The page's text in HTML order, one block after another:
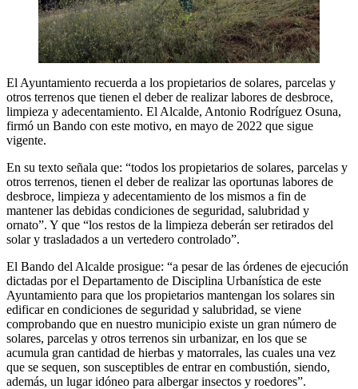
El Ayuntamiento recuerda a los propietarios de solares, parcelas y
otros terrenos que tienen el deber de realizar labores de desbroce,
limpieza y adecentamiento. El Alcalde, Antonio Rodríguez Osuna,
firmó un Bando con este motivo, en mayo de 2022 que sigue
vigente.
En su texto señala que: “todos los propietarios de solares, parcelas y
otros terrenos, tienen el deber de realizar las oportunas labores de
desbroce, limpieza y adecentamiento de los mismos a fin de
mantener las debidas condiciones de seguridad, salubridad y
ornato”. Y que “los restos de la limpieza deberán ser retirados del
solar y trasladados a un vertedero controlado”.
El Bando del Alcalde prosigue: “a pesar de las órdenes de ejecución
dictadas por el Departamento de Disciplina Urbanística de este
Ayuntamiento para que los propietarios mantengan los solares sin
edificar en condiciones de seguridad y salubridad, se viene
comprobando que en nuestro municipio existe un gran número de
solares, parcelas y otros terrenos sin urbanizar, en los que se
acumula gran cantidad de hierbas y matorrales, las cuales una vez
que se sequen, son susceptibles de entrar en combustión, siendo,
además, un lugar idóneo para albergar insectos y roedores”.